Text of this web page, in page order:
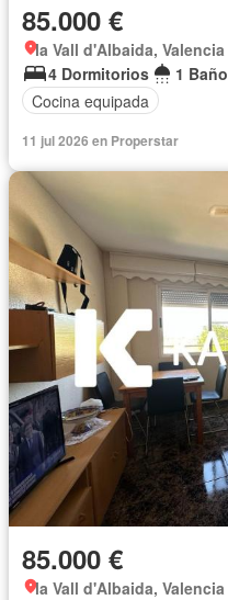
85.000 €
la Vall d'Albaida, Valencia
4 Dormitorios
1 Baño
Cocina equipada
11 jul 2026 en Properstar
85.000 €
la Vall d'Albaida, Valencia